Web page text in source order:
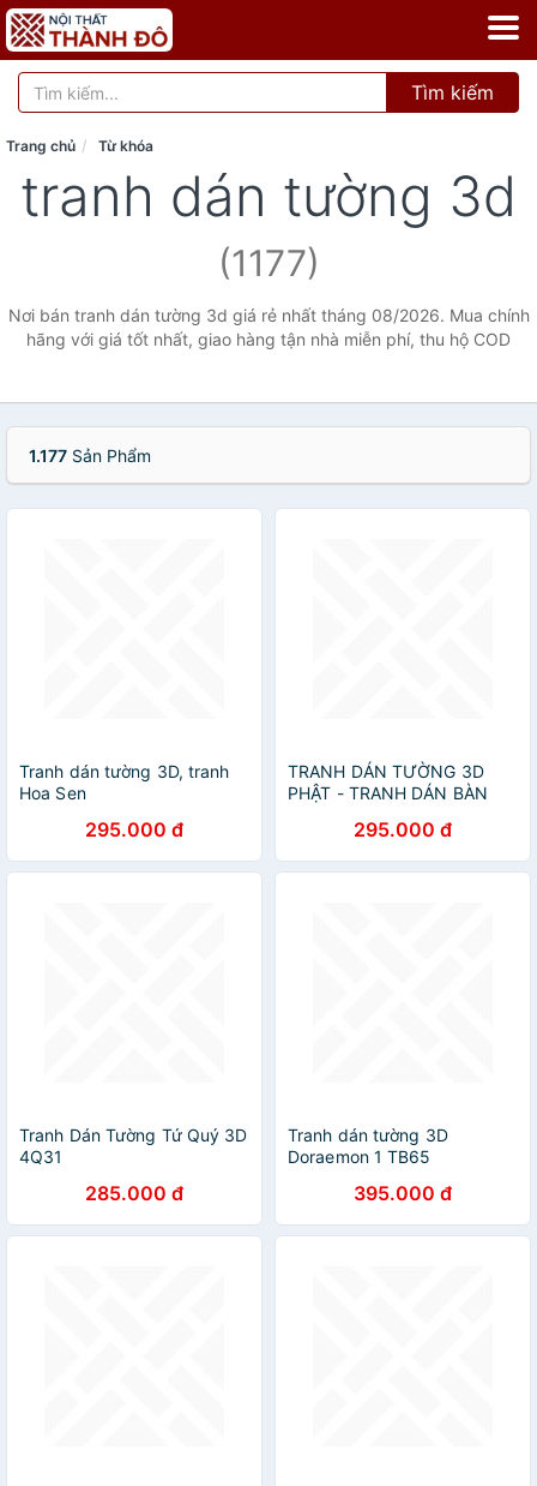
Tìm kiếm
Trang chủ Từ khóa
tranh dán tường 3d
(1177)
Nơi bán tranh dán tường 3d giá rẻ nhất tháng 08/2026. Mua chính
hãng với giá tốt nhất, giao hàng tận nhà miễn phí, thu hộ COD
1.177 Sản Phẩm
Tranh dán tường 3D, tranh
Hoa Sen
295.000 đ
TRANH DÁN TƯỜNG 3D
PHẬT - TRANH DÁN BÀN
295.000 đ
Tranh Dán Tường Tứ Quý 3D
4Q31
285.000 đ
Tranh dán tường 3D
Doraemon 1 TB65
395.000 đ